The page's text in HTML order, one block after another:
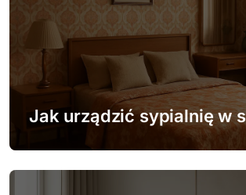
Jak urządzić sypialnię w